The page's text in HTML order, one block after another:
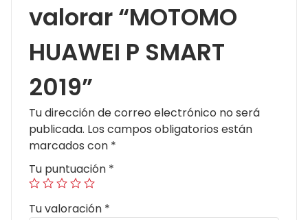
valorar “MOTOMO
HUAWEI P SMART
2019”
Tu dirección de correo electrónico no será
publicada. Los campos obligatorios están
marcados con *
Tu puntuación *
Tu valoración *